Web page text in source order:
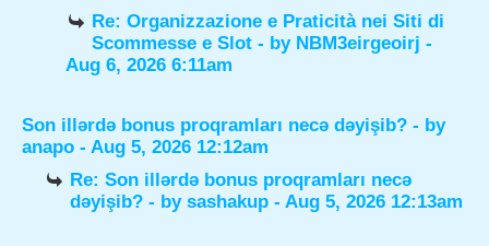
Re: Organizzazione e Praticità nei Siti di
Scommesse e Slot - by NBM3eirgeoirj -
Aug 6, 2026 6:11am
Son illərdə bonus proqramları necə dəyişib? - by
anapo - Aug 5, 2026 12:12am
Re: Son illərdə bonus proqramları necə
dəyişib? - bysashakup - Aug 5, 2026 12:13am